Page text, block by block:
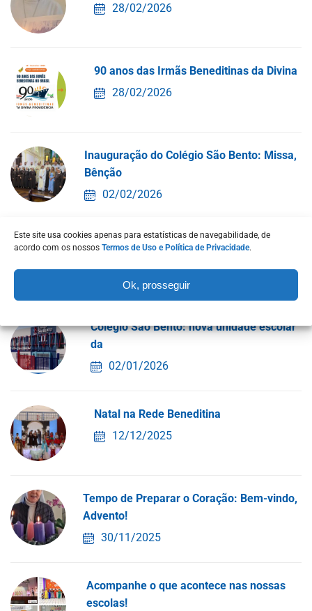
Este site usa cookies apenas para estatísticas de navegabilidade, de
acordo com os nossos Termos de Uso e Política de Privacidade.
Ok, prosseguir
28/02/2026
90 anos das Irmãs Beneditinas da Divina
28/02/2026
Inauguração do Colégio São Bento: Missa,
Bênção
02/02/2026
Inauguração do Colégio São Bento
Colégio São Bento: nova unidade escolar
da
02/01/2026
Natal na Rede Beneditina
12/12/2025
Tempo de Preparar o Coração: Bem-vindo,
Advento!
30/11/2025
Acompanhe o que acontece nas nossas
escolas!